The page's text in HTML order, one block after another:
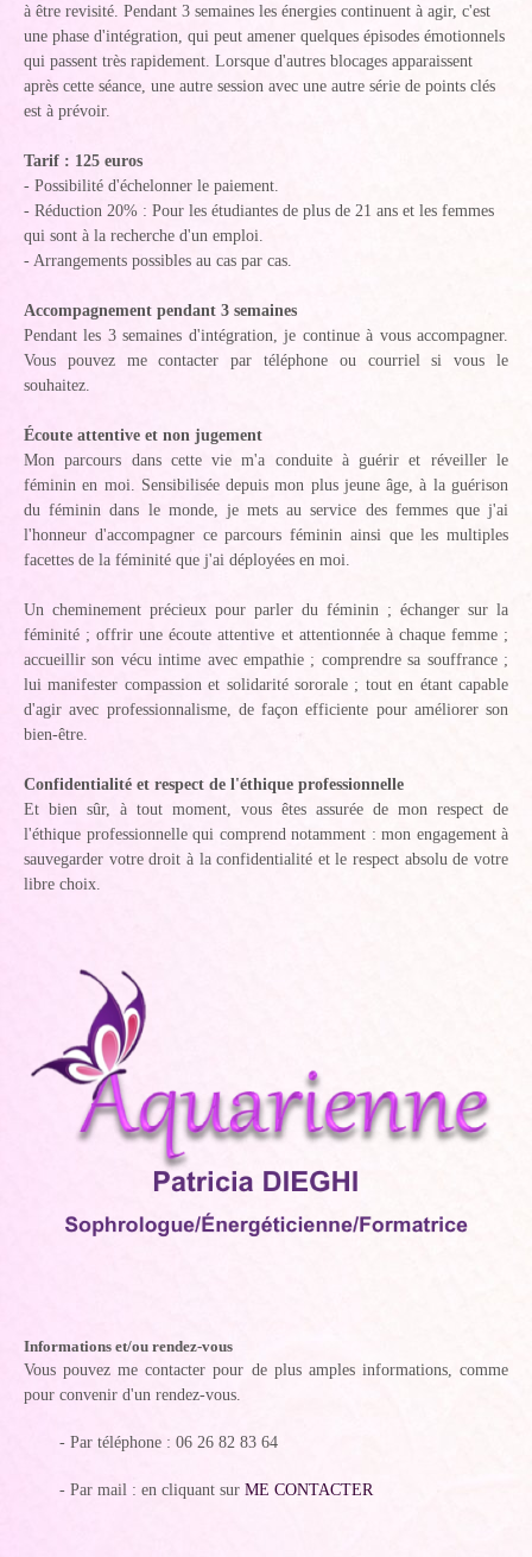
à être revisité. Pendant 3 semaines les énergies continuent à agir, c'est
une phase d'intégration, qui peut amener quelques épisodes émotionnels
qui passent très rapidement. Lorsque d'autres blocages apparaissent
après cette séance, une autre session avec une autre série de points clés
est à prévoir.
Tarif : 125 euros
- Possibilité d'échelonner le paiement.
- Réduction 20% : Pour les étudiantes de plus de 21 ans et les femmes
qui sont à la recherche d'un emploi.
- Arrangements possibles au cas par cas.
Accompagnement pendant 3 semaines
Pendant les 3 semaines d'intégration, je continue à vous accompagner.
Vous pouvez me contacter par téléphone ou courriel si vous le
souhaitez.
Écoute attentive et non jugement
Mon parcours dans cette vie m'a conduite à guérir et réveiller le
féminin en moi. Sensibilisée depuis mon plus jeune âge, à la guérison
du féminin dans le monde, je mets au service des femmes que j'ai
l'honneur d'accompagner ce parcours féminin ainsi que les multiples
facettes de la féminité que j'ai déployées en moi.
Un cheminement précieux pour parler du féminin ; échanger sur la
féminité ; offrir une écoute attentive et attentionnée à chaque femme ;
accueillir son vécu intime avec empathie ; comprendre sa souffrance ;
lui manifester compassion et solidarité sororale ; tout en étant capable
d'agir avec professionnalisme, de façon efficiente pour améliorer son
bien-être.
Confidentialité et respect de l'éthique professionnelle
Et bien sûr, à tout moment, vous êtes assurée de mon respect de
l'éthique professionnelle qui comprend notamment : mon engagement à
sauvegarder votre droit à la confidentialité et le respect absolu de votre
libre choix.
Informations et/ou rendez-vous
Vous pouvez me contacter pour de plus amples informations, comme
pour convenir d'un rendez-vous.
- Par téléphone : 06 26 82 83 64
- Par mail : en cliquant sur ME CONTACTER